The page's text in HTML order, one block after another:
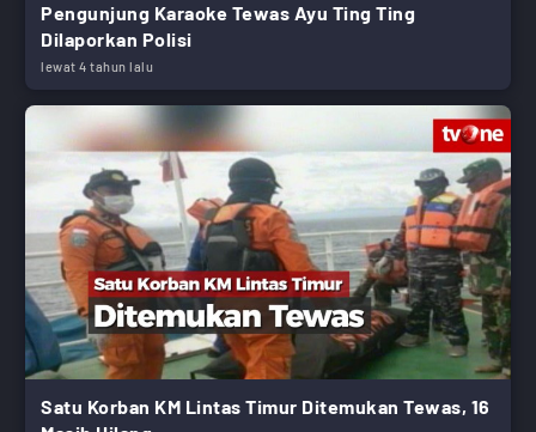
Pengunjung Karaoke Tewas Ayu Ting Ting
Dilaporkan Polisi
lewat 4 tahun lalu
Satu Korban KM Lintas Timur Ditemukan Tewas, 16